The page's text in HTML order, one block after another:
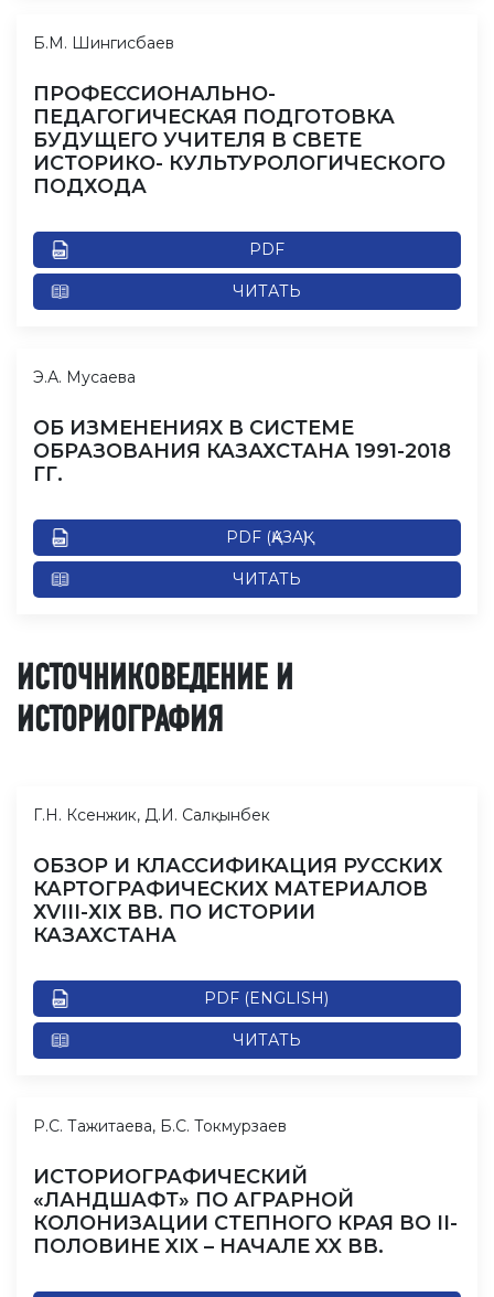
Б.М. Шингисбаев
ПРОФЕССИОНАЛЬНО-
ПЕДАГОГИЧЕСКАЯ ПОДГОТОВКА
БУДУЩЕГО УЧИТЕЛЯ В СВЕТЕ
ИСТОРИКО- КУЛЬТУРОЛОГИЧЕСКОГО
ПОДХОДА
PDF
ЧИТАТЬ
Э.А. Мусаева
ОБ ИЗМЕНЕНИЯХ В СИСТЕМЕ
ОБРАЗОВАНИЯ КАЗАХСТАНА 1991-2018
ГГ.
PDF (ҚАЗАҚ)
ЧИТАТЬ
ИСТОЧНИКОВЕДЕНИЕ И
ИСТОРИОГРАФИЯ
Г.Н. Ксенжик, Д.И. Салқынбек
ОБЗОР И КЛАССИФИКАЦИЯ РУССКИХ
КАРТОГРАФИЧЕСКИХ МАТЕРИАЛОВ
ХVIII-ХIХ ВВ. ПО ИСТОРИИ
КАЗАХСТАНА
PDF (ENGLISH)
ЧИТАТЬ
Р.С. Тажитаева, Б.С. Токмурзаев
ИСТОРИОГРАФИЧЕСКИЙ
«ЛАНДШАФТ» ПО АГРАРНОЙ
КОЛОНИЗАЦИИ СТЕПНОГО КРАЯ ВО ІІ-
ПОЛОВИНЕ XIX – НАЧАЛЕ XX ВВ.